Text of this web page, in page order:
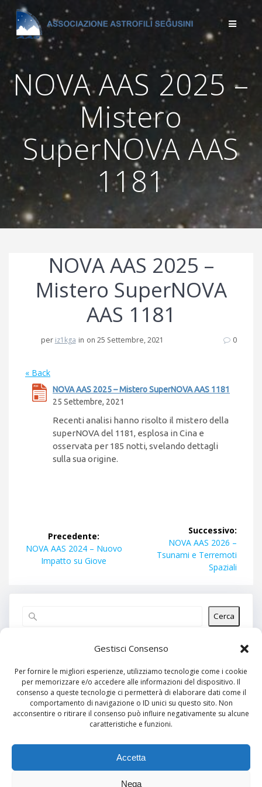
Gestisci Consenso
Per fornire le migliori esperienze, utilizziamo tecnologie come i cookie
per memorizzare e/o accedere alle informazioni del dispositivo. Il
consenso a queste tecnologie ci permetterà di elaborare dati come il
comportamento di navigazione o ID unici su questo sito. Non
acconsentire o ritirare il consenso può influire negativamente su alcune
caratteristiche e funzioni.
Accetta
Nega
Salta
al
contenuto
NOVA AAS 2025 –
Mistero
SuperNOVA AAS
1181
NOVA AAS 2025 –
Mistero SuperNOVA
AAS 1181
per iz1kga in on 25 Settembre, 2021 0
« Back
NOVA AAS 2025 – Mistero SuperNOVA AAS 1181
25 Settembre, 2021
Recenti analisi hanno risolto il mistero della
superNOVA del 1181, esplosa in Cina e
osservata per 185 notti, svelando dettagli
sulla sua origine.
articoliPrecedente:
Articolo
precedente:
NOVA AAS 2024 – Nuovo
Impatto su Giove
Successivo:
Articolo
successivo:
NOVA AAS 2026 –
Tsunami e Terremoti
Spaziali
Cerca
Articoli recenti
Commenti recenti
Nessun commento da mostrare.
Nessun archivio da mostrare.